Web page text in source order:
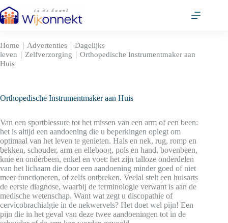
naar
de
Home | Advertenties | Dagelijks
leven | Zelfverzorging | Orthopedische Instrumentmaker aan
Huis
Orthopedische Instrumentmaker aan Huis
Van een sportblessure tot het missen van een arm of een been:
het is altijd een aandoening die u beperkingen oplegt om
optimaal van het leven te genieten. Hals en nek, rug, romp en
bekken, schouder, arm en elleboog, pols en hand, bovenbeen,
knie en onderbeen, enkel en voet: het zijn talloze onderdelen
van het lichaam die door een aandoening minder goed of niet
meer functioneren, of zelfs ontbreken. Veelal stelt een huisarts
de eerste diagnose, waarbij de terminologie verwant is aan de
medische wetenschap. Want wat zegt u discopathie of
cervicobrachialgie in de nekwervels? Het doet wel pijn! Een
pijn die in het geval van deze twee aandoeningen tot in de